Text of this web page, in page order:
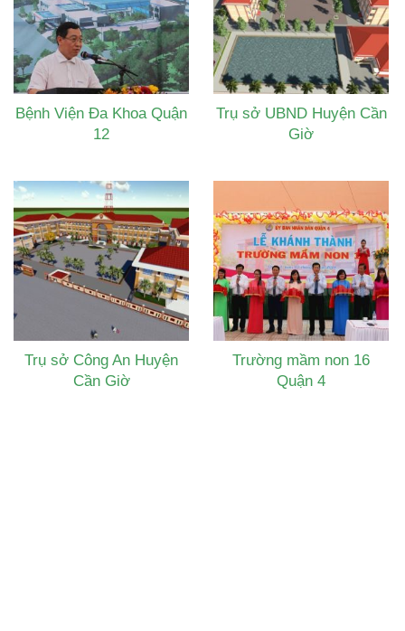
Bệnh Viện Đa Khoa Quận
12
Trụ sở UBND Huyện Cần
Giờ
Trụ sở Công An Huyện
Cần Giờ
Trường mầm non 16
Quận 4